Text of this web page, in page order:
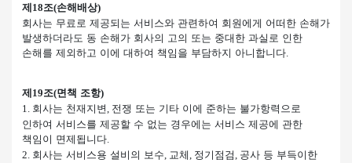
제 18조(손해배상)
회사는 무료로 제공되는 서비스와 관련하여 회원에게 어떠한 손해가
발생하더라도 동 손해가 회사의 고의 또는 중대한 과실로 인한
손해를 제외하고 이에 대하여 책임을 부담하지 아니합니다.
제19조(면책 조항)
1. 회사는 천재지변 전쟁 또는 기타 이에 준하는 불가항력으로
인하여 서비스를 제공할 수 없는 경우에는 서비스 제공에 관한
책임이 면제됩니다.
2. 회사는 서비스용 설비의 보수 교체 정기점검 공사 등 부득이한